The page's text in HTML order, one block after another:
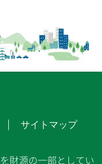
サイトマップ
財源の一部としてい